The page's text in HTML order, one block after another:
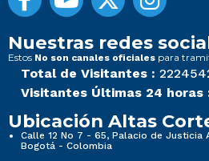
Nuestras redes
Estos No son canales oficiales para
Total de Visitantes :
Visitantes Últimas 24 horas
Ubicación Altas
Calle 12 No 7 - 65, Palacio de Justicia
Bogotá - Colombia